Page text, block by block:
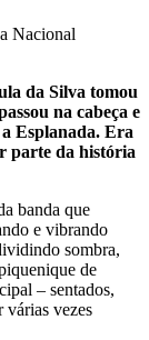
Nacional
da Silva tomou
na cabeça e
Esplanada. Era
parte da história
banda que
e vibrando
sombra,
de
– sentados,
várias vezes